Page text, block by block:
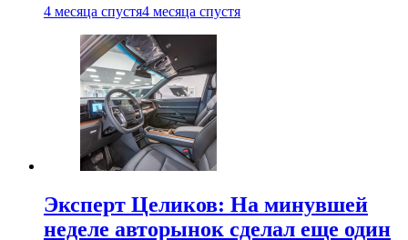
4 месяца спустя4 месяца спустя
Эксперт Целиков: На минувшей
неделе авторынок сделал еще один